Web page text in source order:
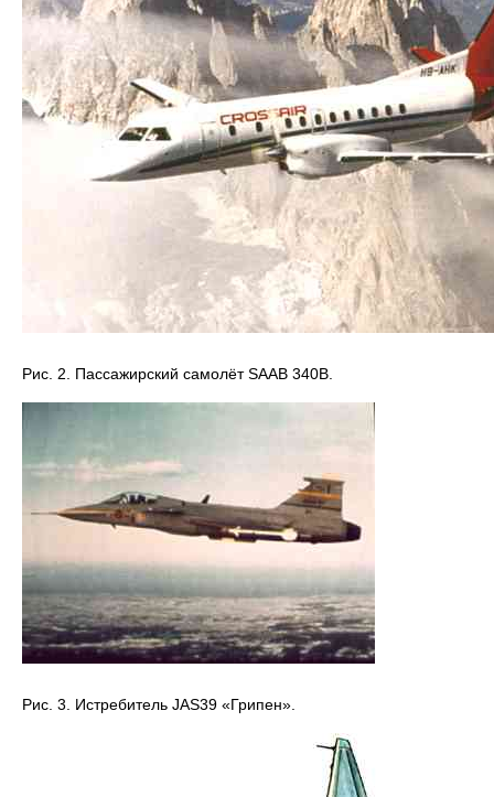
Рис. 2. Пассажирский самолёт SAAB 340B.
Рис. 3. Истребитель JAS39 «Грипен».